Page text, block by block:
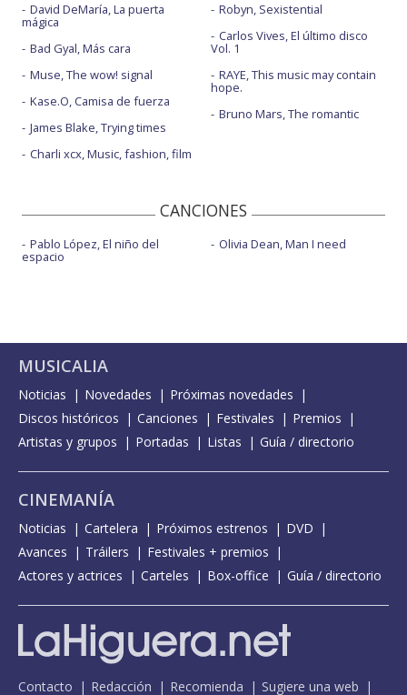
David DeMaría, La puerta
mágica
Bad Gyal, Más cara
Muse, The wow! signal
Kase.O, Camisa de fuerza
James Blake, Trying times
Charli xcx, Music, fashion, film
Robyn, Sexistential
Carlos Vives, El último disco
Vol. 1
RAYE, This music may contain
hope.
Bruno Mars, The romantic
CANCIONES
Pablo López, El niño del
espacio
Olivia Dean, Man I need
MUSICALIA
Noticias Novedades
Próximas novedades
Discos históricos
Canciones Festivales
Premios
Artistas y grupos
Portadas Listas Guía / directorio
CINEMANÍA
Noticias Cartelera Próximos estrenos
DVD
Avances
Tráilers
Festivales + premios
Actores y actrices
Carteles Box-office Guía / directorio
Contacto Redacción Recomienda Sugiere una web